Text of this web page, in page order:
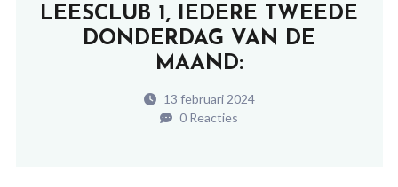
LEESCLUB 1, IEDERE TWEEDE
DONDERDAG VAN DE
MAAND:
13 februari 2024
0 Reacties